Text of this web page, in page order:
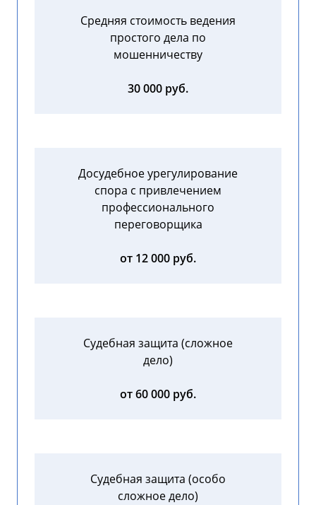
Средняя стоимость ведения
простого дела по
мошенничеству
30 000 руб.
Досудебное урегулирование
спора с привлечением
профессионального
переговорщика
от 12 000 руб.
Судебная защита (сложное
дело)
от 60 000 руб.
Судебная защита (особо
сложное дело)